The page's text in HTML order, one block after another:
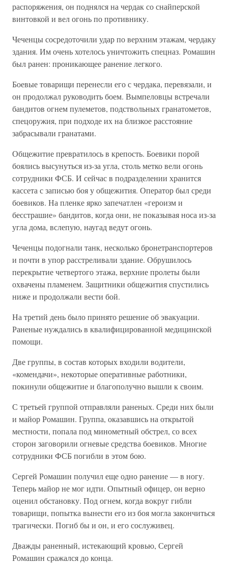
распоряжения, он поднялся на чердак со снайперской
винтовкой и вел огонь по противнику.
Чеченцы сосредоточили удар по верхним этажам, чердаку
здания. Им очень хотелось уничтожить спецназ. Ромашин
был ранен: проникающее ранение легкого.
Боевые товарищи перенесли его с чердака, перевязали, и
он продолжал руководить боем. Вымпеловцы встречали
бандитов огнем пулеметов, подствольных гранатометов,
спецоружия, при подходе их на близкое расстояние
забрасывали гранатами.
Общежитие превратилось в крепость. Боевики порой
боялись высунуться из-за угла, столь метко вели огонь
сотрудники ФСБ. И сейчас в подразделении хранится
кассета с записью боя у общежития. Оператор был среди
боевиков. На пленке ярко запечатлен «героизм и
бесстрашие» бандитов, когда они, не показывая носа из-за
угла дома, вслепую, наугад ведут огонь.
Чеченцы подогнали танк, несколько бронетранспортеров
и почти в упор расстреливали здание. Обрушилось
перекрытие четвертого этажа, верхние пролеты были
охвачены пламенем. Защитники общежития спустились
ниже и продолжали вести бой.
На третий день было принято решение об эвакуации.
Раненые нуждались в квалифицированной медицинской
помощи.
Две группы, в состав которых входили водители,
«комендачи», некоторые оперативные работники,
покинули общежитие и благополучно вышли к своим.
С третьей группой отправляли раненых. Среди них были
и майор Ромашин. Группа, оказавшись на открытой
местности, попала под минометный обстрел, со всех
сторон заговорили огневые средства боевиков. Многие
сотрудники ФСБ погибли в этом бою.
Сергей Ромашин получил еще одно ранение — в ногу.
Теперь майор не мог идти. Опытный офицер, он верно
оценил обстановку. Под огнем, когда вокруг гибли
товарищи, попытка вынести его из боя могла закончиться
трагически. Погиб бы и он, и его сослуживец.
Дважды раненный, истекающий кровью, Сергей
Ромашин сражался до конца.